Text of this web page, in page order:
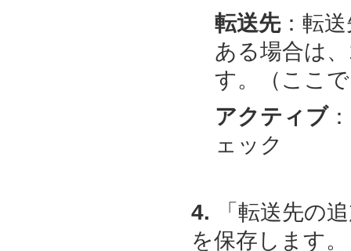
転送先： 転
ある場合は
す。（ここ
アクティブ
ェック
4. 「転送先の
を保存します。